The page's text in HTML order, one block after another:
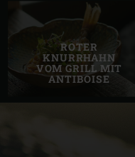
ROTER
KNURRHAHN
VOM GRILL MIT
ANTIBOISE